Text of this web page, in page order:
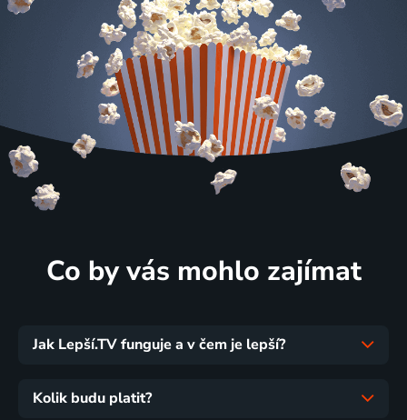
Co by vás mohlo zajímat
Jak Lepší.TV funguje a v čem je lepší?
Kolik budu platit?